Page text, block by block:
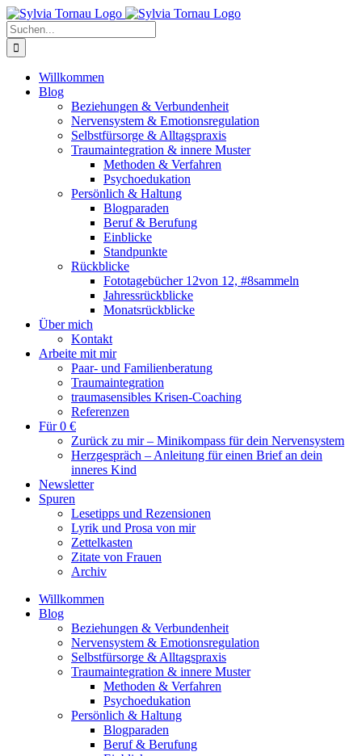
Zum
Inhalt
springen
Suche
nach:
Willkommen
Blog
Beziehungen & Verbundenheit
Nervensystem & Emotionsregulation
Selbstfürsorge & Alltagspraxis
Traumaintegration & innere Muster
Methoden & Verfahren
Psychoedukation
Persönlich & Haltung
Blogparaden
Beruf & Berufung
Einblicke
Standpunkte
Rückblicke
Fototagebücher 12von 12, #8sammeln
Jahressrückblicke
Monatsrückblicke
Über mich
Kontakt
Arbeite mit mir
Paar- und Familienberatung
Traumaintegration
traumasensibles Krisen-Coaching
Referenzen
Für 0 €
Zurück zu mir – Minikompass für dein Nervensystem
Herzgespräch – Anleitung für einen Brief an dein
inneres Kind
Newsletter
Spuren
Lesetipps und Rezensionen
Lyrik und Prosa von mir
Zettelkasten
Zitate von Frauen
Archiv
Willkommen
Blog
Beziehungen & Verbundenheit
Nervensystem & Emotionsregulation
Selbstfürsorge & Alltagspraxis
Traumaintegration & innere Muster
Methoden & Verfahren
Psychoedukation
Persönlich & Haltung
Blogparaden
Beruf & Berufung